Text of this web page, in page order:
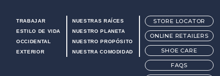
TRABAJAR
ESTILO DE VIDA
OCCIDENTAL
EXTERIOR
NUESTRAS RAÍCES
NUESTRO PLANETA
NUESTRO PROPÓSITO
NUESTRA COMODIDAD
STORE LOCATOR
ONLINE RETAILERS
SHOE CARE
FAQS